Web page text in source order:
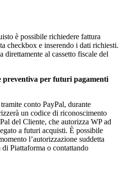
è possibile richiedere fattura
checkbox e inserendo i dati richiesti.
direttamente al cassetto fiscale del
preventiva per futuri pagamenti
conto PayPal, durante
un codice di riconoscimento
del Cliente, che autorizza WP ad
a futuri acquisti. È possibile
l’autorizzazione suddetta
Piattaforma o contattando